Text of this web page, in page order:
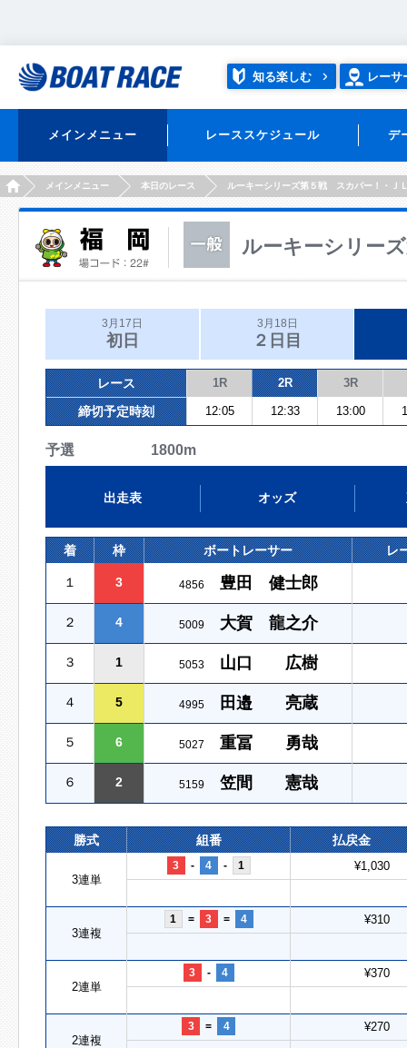
知る楽しむ レーサ
メインメニュー レーススケジュール デ
HOMEメインメニュー 本日のレース ルーキーシリーズ第５戦 スカパー！・Ｊ
ルーキーシリー
3月17日
初日
3月18日
２日目
レース 1R 2R 3R
締切予定時刻 12:05 12:33 13:00
予選 1800m
出走表 オッズ
着 枠 ボートレーサー レ
１ 3 4856 豊田 健士郎
２ 4 5009 大賀 龍之介
３ 1 5053 山口 広樹
４ 5 4995 田邉 亮蔵
５ 6 5027 重冨 勇哉
６ 2 5159 笠間 憲哉
勝式 組番 払戻金
3連単
3 - 4 - 1 ¥1,030
3連複
1 = 3 = 4 ¥310
2連単
3 - 4 ¥370
2連複
3 = 4 ¥270